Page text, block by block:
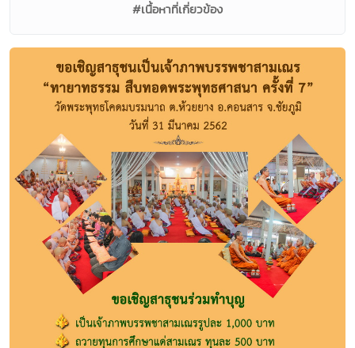
#เนื้อหาที่เกี่ยวข้อง